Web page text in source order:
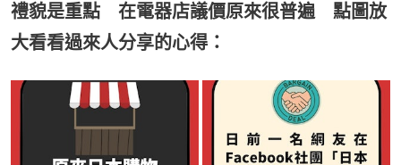
禮貌是重點 在電器店議價原來很普遍 點圖放
大看看過來人分享的心得：